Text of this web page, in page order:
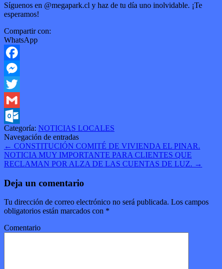
Síguenos en @megapark.cl y haz de tu día uno inolvidable. ¡Te
esperamos!
Compartir con:
WhatsApp
Facebook
Messenger
Twitter
Gmail
Outlook.com
Categoría: NOTICIAS LOCALES
Navegación de entradas
← CONSTITUCIÓN COMITÉ DE VIVIENDA EL PINAR.
NOTICIA MUY IMPORTANTE PARA CLIENTES QUE
RECLAMAN POR ALZA DE LAS CUENTAS DE LUZ. →
Deja un comentario
Tu dirección de correo electrónico no será publicada. Los campos
obligatorios están marcados con *
Comentario